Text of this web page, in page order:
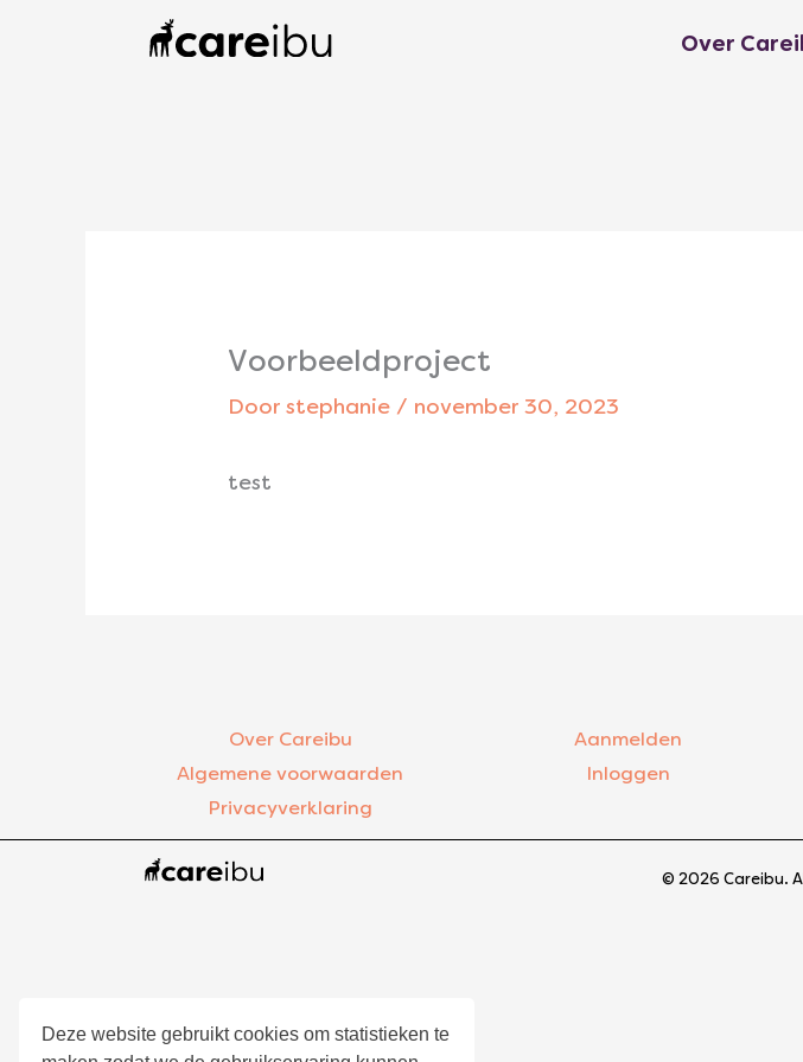
Deze website gebruikt cookies om statistieken te
Over
Voorbeeldproject
Doorstephanie / november 30, 2023
test
Over Careibu
Algemene voorwaarden
Privacyverklaring
Aanmelden
Inloggen
© 2026 Careibu.